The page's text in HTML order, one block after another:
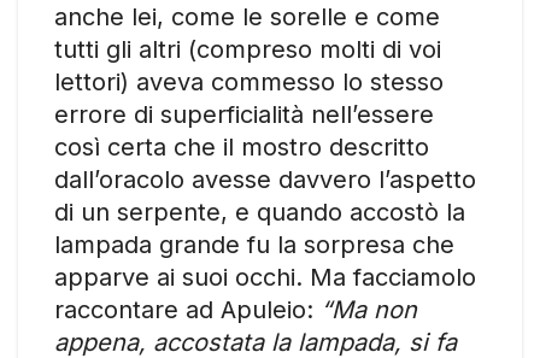
anche lei, come le sorelle e come
tutti gli altri (compreso molti di voi
lettori) aveva commesso lo stesso
errore di superficialità nell’essere
così certa che il mostro descritto
dall’oracolo avesse davvero l’aspetto
di un serpente, e quando accostò la
lampada grande fu la sorpresa che
apparve ai suoi occhi. Ma facciamolo
raccontare ad Apuleio: “Ma non
appena, accostata la lampada, si fa